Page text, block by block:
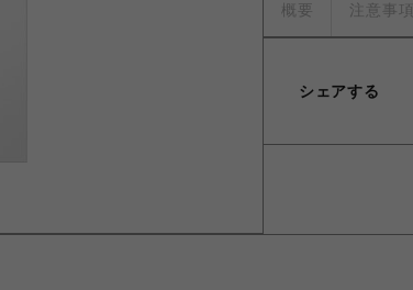
概要 注意事項
シェアする